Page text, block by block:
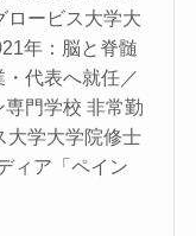
ロービス大学大
年：脳と脊髄
代表へ就任／
門学校 非常勤
大学大学院修士
ィア「ペイン